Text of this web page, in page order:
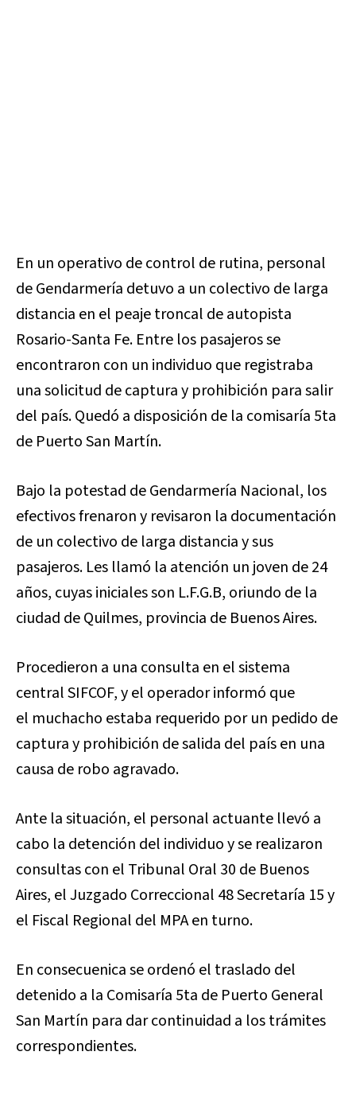
En un operativo de control de rutina, personal
de Gendarmería detuvo a un colectivo de larga
distancia en el peaje troncal de autopista
Rosario-Santa Fe. Entre los pasajeros se
encontraron con un individuo que registraba
una solicitud de captura y prohibición para salir
del país. Quedó a disposición de la comisaría 5ta
de Puerto San Martín.
Bajo la potestad de Gendarmería Nacional, los
efectivos frenaron y revisaron la documentación
de un colectivo de larga distancia y sus
pasajeros. Les llamó la atención un joven de 24
años, cuyas iniciales son L.F.G.B, oriundo de la
ciudad de Quilmes, provincia de Buenos Aires.
Procedieron a una consulta en el sistema
central SIFCOF, y el operador informó que
el muchacho estaba requerido por un pedido de
captura y prohibición de salida del país en una
causa de robo agravado.
Ante la situación, el personal actuante llevó a
cabo la detención del individuo y se realizaron
consultas con el Tribunal Oral 30 de Buenos
Aires, el Juzgado Correccional 48 Secretaría 15 y
el Fiscal Regional del MPA en turno.
En consecuenica se ordenó el traslado del
detenido a la Comisaría 5ta de Puerto General
San Martín para dar continuidad a los trámites
correspondientes.